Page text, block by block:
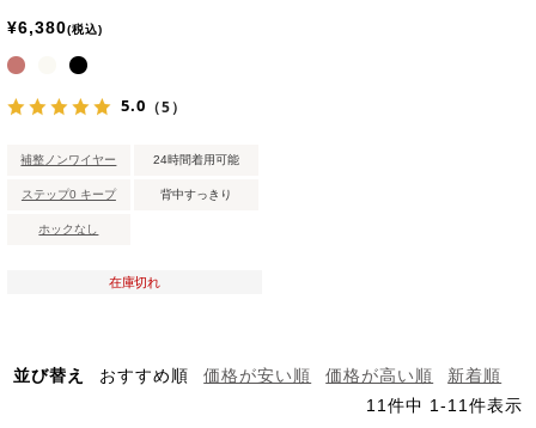
¥6,380 税込
5.0 （5）
補整ノンワイヤー 24時間着用可能
ステップ0 キープ 背中すっきり
ホックなし
在庫切れ
並び替え おすすめ順 価格が安い順 価格が高い順
新着順
11件中 1-11件表示